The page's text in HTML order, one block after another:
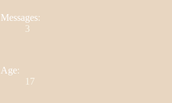
Messages:
3
Age:
17